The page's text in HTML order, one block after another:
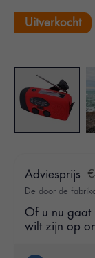
Uitverkocht
Adviesprijs
De door de
Of u nu gaat
wilt zijn op